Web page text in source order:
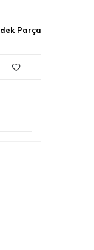
Parça